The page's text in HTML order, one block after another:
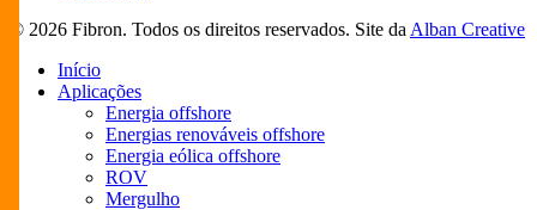
© 2026 Fibron. Todos os direitos reservados. Site da Alban Creative
Close
Menu
Início
Aplicações
Energia offshore
Energias renováveis offshore
Energia eólica offshore
ROV
Mergulho